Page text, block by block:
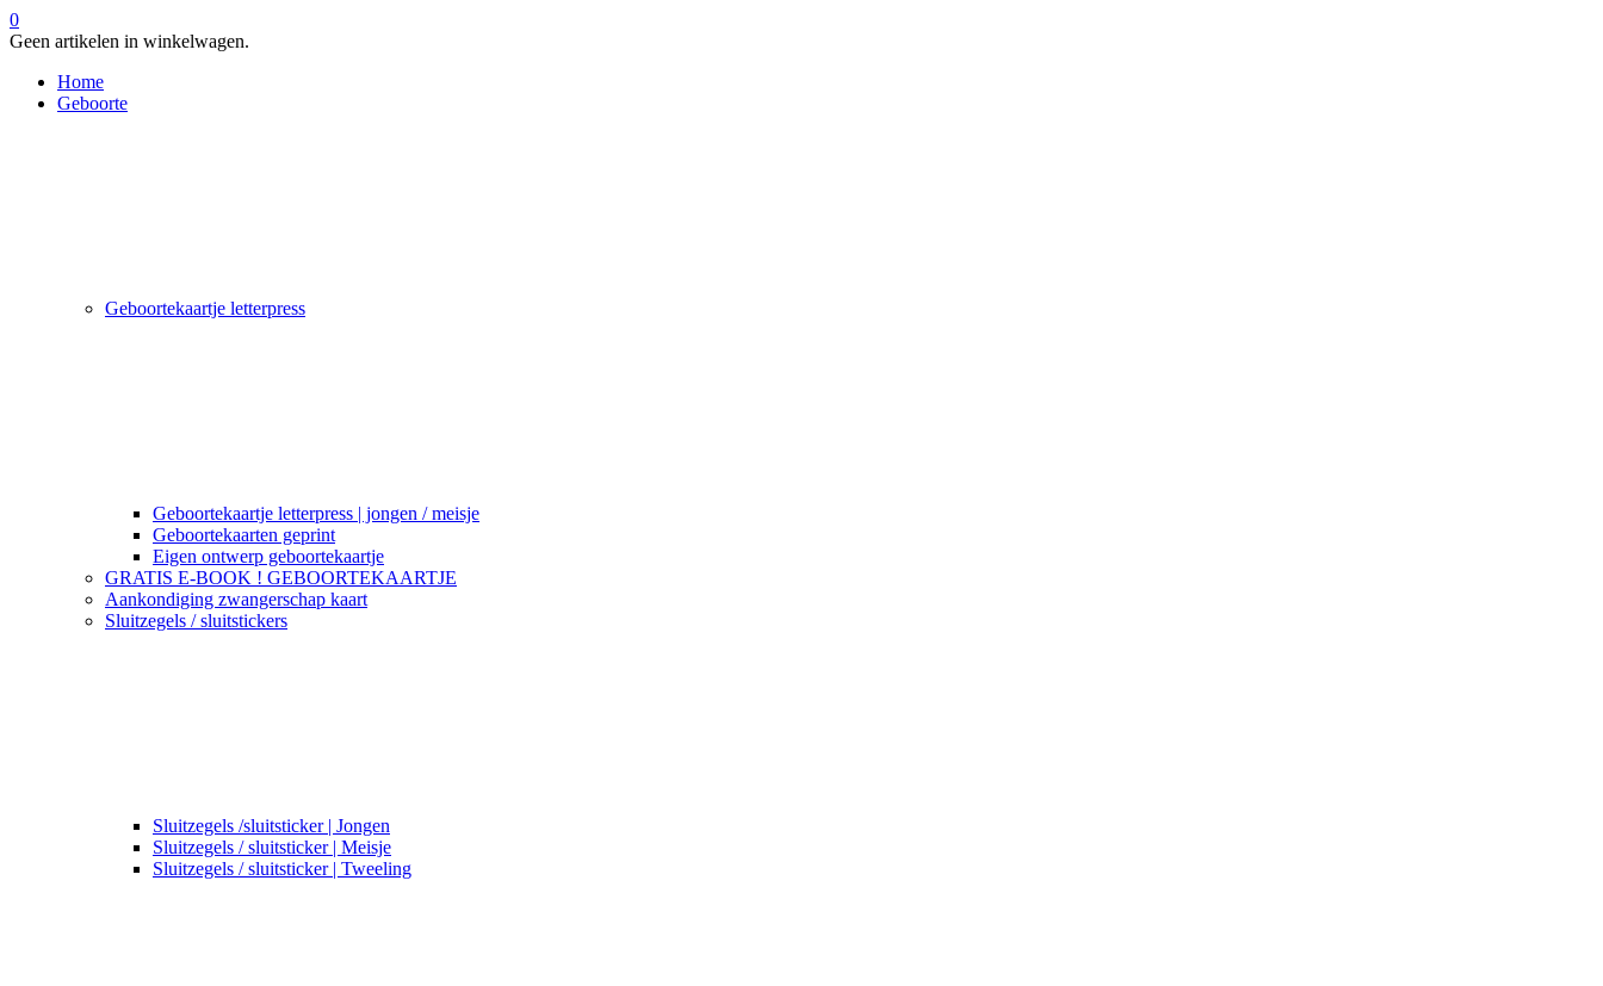
0
Geen artikelen in winkelwagen.
Home
Geboorte
Geboortekaartje letterpress
Geboortekaartje letterpress | jongen / meisje
Geboortekaarten geprint
Eigen ontwerp geboortekaartje
GRATIS E-BOOK ! GEBOORTEKAARTJE
Aankondiging zwangerschap kaart
Sluitzegels / sluitstickers
Sluitzegels /sluitsticker | Jongen
Sluitzegels / sluitsticker | Meisje
Sluitzegels / sluitsticker | Tweeling